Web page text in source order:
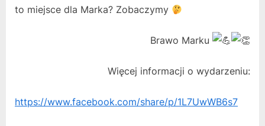
to miejsce dla Marka? Zobaczymy
Brawo Marku
Więcej informacji o wydarzeniu:
https://www.facebook.com/share/p/1L7UwWB6s7